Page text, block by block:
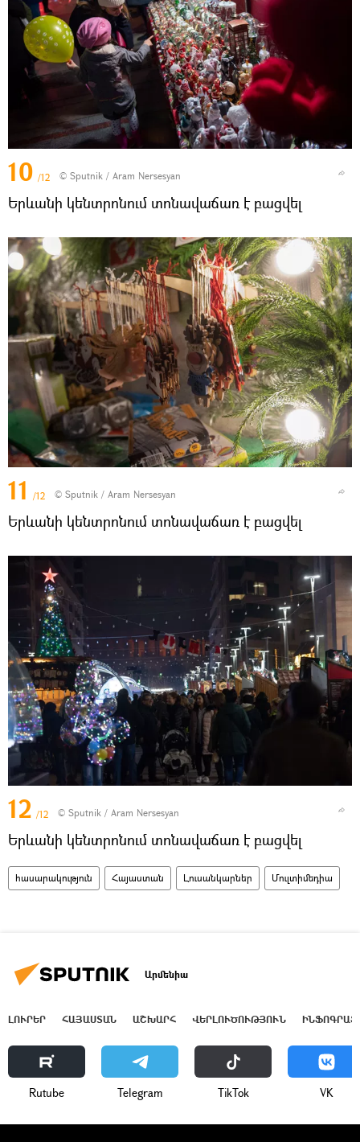
10 /12 © Sputnik / Aram Nersesyan
Երևանի կենտրոնում տոնավաճառ է բացվել
11 /12 © Sputnik / Aram Nersesyan
Երևանի կենտրոնում տոնավաճառ է բացվել
12 /12 © Sputnik / Aram Nersesyan
Երևանի կենտրոնում տոնավաճառ է բացվել
հասարակություն Հայաստան Լուսանկարներ Մուլտիմեդիա
Արմենիա
ԼՈՒՐԵՐ ՀԱՅԱՍՏԱՆ ԱՇԽԱՐՀ ՎԵՐԼՈՒԾՈՒԹՅՈՒՆ
Rutube Telegram ТikТоk VK